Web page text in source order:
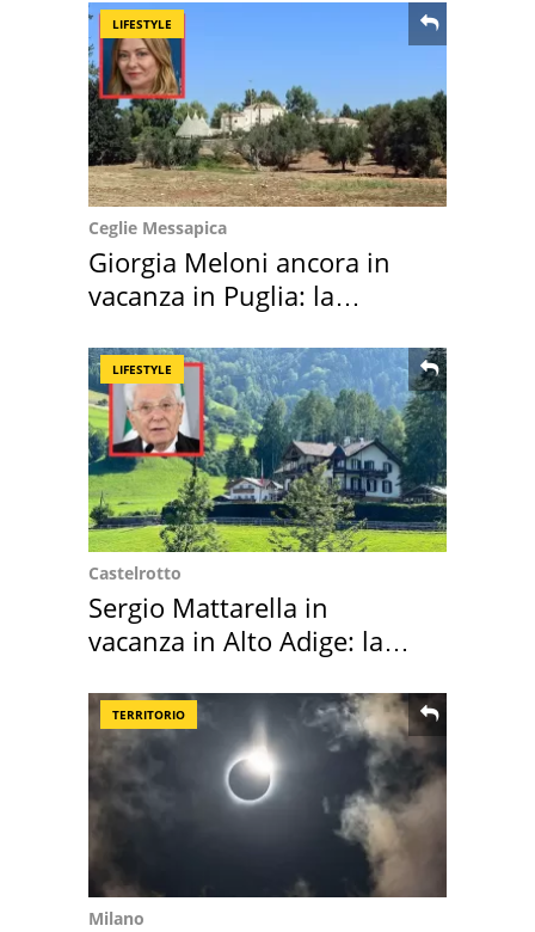
LIFESTYLE
Ceglie Messapica
Giorgia Meloni ancora in
vacanza in Puglia: la
LIFESTYLE
Castelrotto
Sergio Mattarella in
vacanza in Alto Adige: la
TERRITORIO
Milano